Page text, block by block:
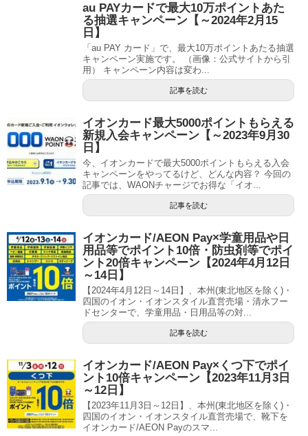
au PAYカードで最大10万ポイントあた
る抽選キャンペーン【～2024年2月15
日】
「au PAY カード」で、最大10万ポイントあたる抽選
キャンペーン実施です。 （画像：公式サイトから引
用） キャンペーン内容は変わ...
記事を読む
イオンカード最大5000ポイントもらえる
新規入会キャンペーン【～2023年9月30
日】
今、イオンカードで最大5000ポイントもらえる入会
キャンペーンをやってるけど、どんな内容？ 今回の
記事では、WAONチャージでお得な「イオ...
記事を読む
イオンカード/AEON Pay×学童用品や日
用品等でポイント10倍・防虫剤等でポイ
ント20倍キャンペーン【2024年4月12日
～14日】
【2024年4月12日～14日】、本州(東北地区を除く)・
四国のイオン・イオンスタイル直営売場・清水フー
ドセンターで、学童用品・日用品等の対...
記事を読む
イオンカード/AEON Pay×くつ下でポイ
ント10倍キャンペーン【2023年11月3日
～12日】
【2023年11月3日～12日】、本州(東北地区を除く)・
四国のイオン・イオンスタイル直営売場で、靴下を
イオンカード/AEON Payのスマ...